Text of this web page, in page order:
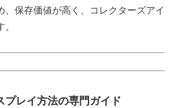
、保存価値が高く、コレクターズアイ
プレイ方法の専門ガイド